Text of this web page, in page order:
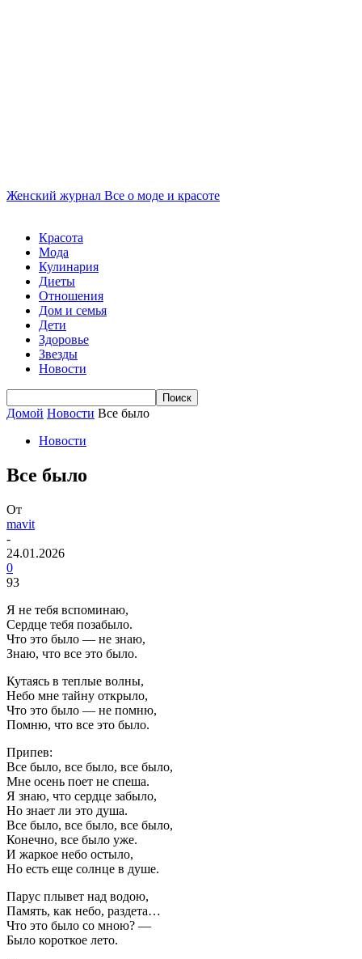
Женский журнал Все о моде и красоте
Красота
Мода
Кулинария
Диеты
Отношения
Дом и семья
Дети
Здоровье
Звезды
Новости
Домой Новости Все было
Новости
Все было
От
mavit
-
24.01.2026
0
93
Я не тебя вспоминаю,
Сердце тебя позабыло.
Что это было — не знаю,
Знаю, что все это было.
Кутаясь в теплые волны,
Небо мне тайну открыло,
Что это было — не помню,
Помню, что все это было.
Припев:
Все было, все было, все было,
Мне осень поет не спеша.
Я знаю, что сердце забыло,
Но знает ли это душа.
Все было, все было, все было,
Конечно, все было уже.
И жаркое небо остыло,
Но есть еще солнце в душе.
Парус плывет над водою,
Память, как небо, раздета…
Что это было со мною? —
Было короткое лето.